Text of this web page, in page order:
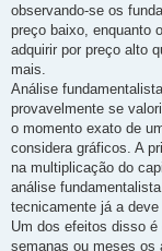
observando-se os
preço baixo, enquanto
adquirir por preço alto
mais.
Análise
provavelmente se
o momento exato de
considera gráficos. A
na multiplicação do
análise
tecnicamente já a deve
Um dos efeitos disso
semanas ou meses os